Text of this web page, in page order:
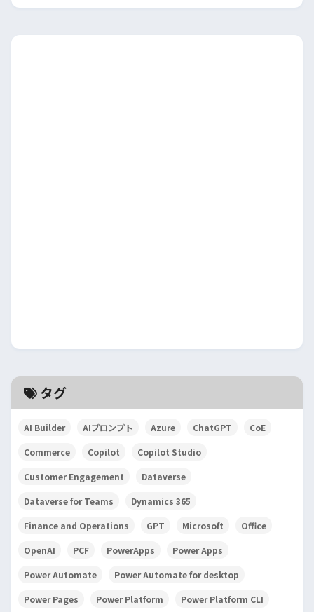
タグ
AI Builder AIプロンプト Azure ChatGPT CoE
Commerce Copilot Copilot Studio
Customer Engagement Dataverse
Dataverse for Teams Dynamics 365
Finance and Operations GPT Microsoft Office
OpenAI PCF PowerApps Power Apps
Power Automate Power Automate for desktop
Power Pages Power Platform Power Platform CLI